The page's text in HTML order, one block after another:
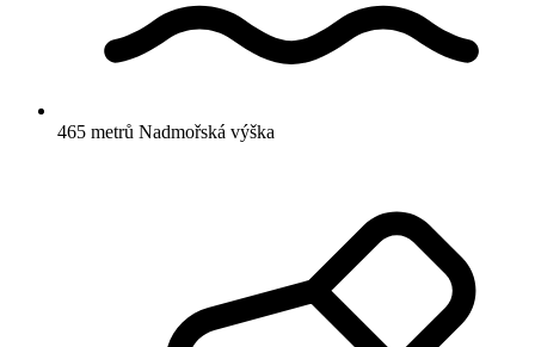
465 metrů Nadmořská výška